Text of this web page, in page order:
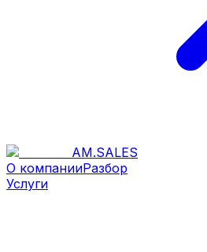
AM.SALES
О компанииРазбор
Услуги